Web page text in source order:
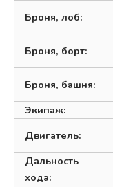
Броня, лоб:
Броня, борт:
Броня, башня:
Экипаж:
Двигатель:
Дальность
хода: